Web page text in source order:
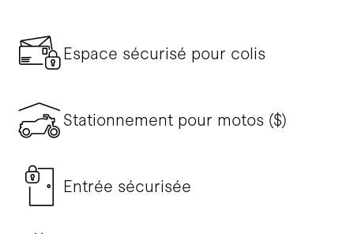
Espace sécurisé pour colis
Stationnement pour motos ($)
Entrée sécurisée